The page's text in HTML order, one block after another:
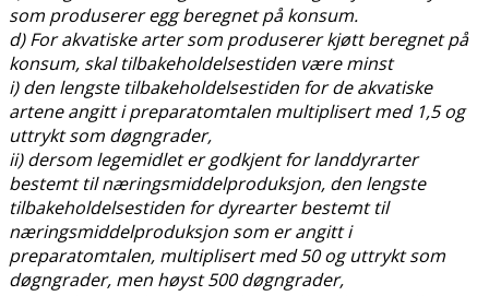
som produserer egg beregnet på konsum.
d) For akvatiske arter som produserer kjøtt beregnet på
konsum, skal tilbakeholdelsestiden være minst
i) den lengste tilbakeholdelsestiden for de akvatiske
artene angitt i preparatomtalen multiplisert med 1,5 og
uttrykt som døgngrader,
ii) dersom legemidlet er godkjent for landdyrarter
bestemt til næringsmiddelproduksjon, den lengste
tilbakeholdelsestiden for dyrearter bestemt til
næringsmiddelproduksjon som er angitt i
preparatomtalen, multiplisert med 50 og uttrykt som
døgngrader, men høyst 500 døgngrader,